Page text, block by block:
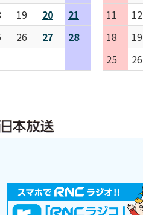
19 20
21
26 27
28
11
12
18
19
25
26